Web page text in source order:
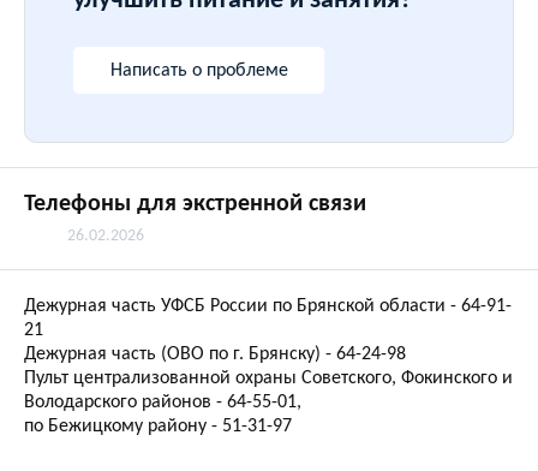
Написать о проблеме
Телефоны для экстренной связи
26.02.2026
Дежурная часть УФСБ России по Брянской области - 64-91-
21
Дежурная часть (ОВО по г. Брянску) - 64-24-98
Пульт централизованной охраны Советского, Фокинского и
Володарского районов - 64-55-01,
по Бежицкому району - 51-31-97